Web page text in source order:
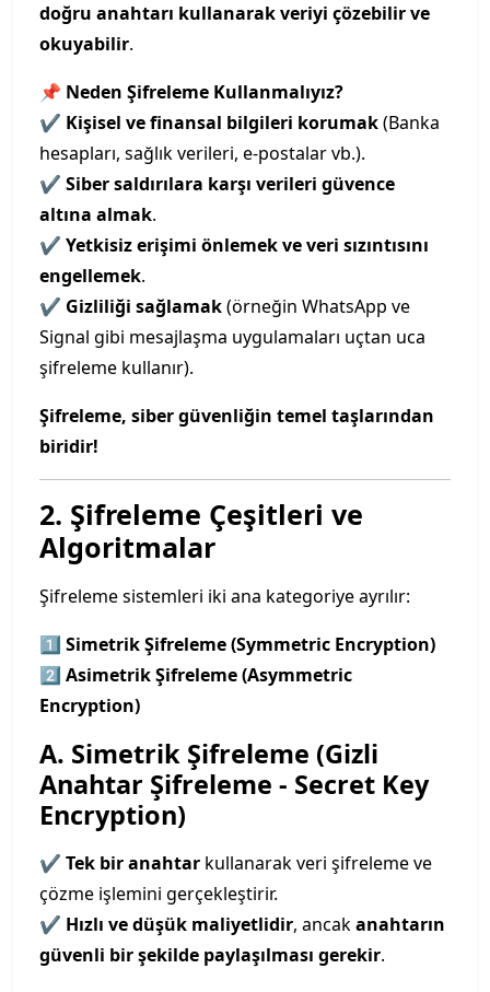
doğru anahtarı kullanarak veriyi çözebilir ve
okuyabilir.
📌 Neden Şifreleme Kullanmalıyız?
✔ Kişisel ve finansal bilgileri korumak(Banka
hesapları, sağlık verileri, e-postalar vb.).
✔ Siber saldırılara karşı verileri güvence
altına almak.
✔ Yetkisiz erişimi önlemek ve veri sızıntısını
engellemek.
✔ Gizliliği sağlamak(örneğin WhatsApp ve
Signal gibi mesajlaşma uygulamaları uçtan uca
şifreleme kullanır).
Şifreleme, siber güvenliğin temel taşlarından
biridir!
2. Şifreleme Çeşitleri ve
Algoritmalar
Şifreleme sistemleri iki ana kategoriye ayrılır:
1️⃣ Simetrik Şifreleme (Symmetric Encryption)
2️⃣ Asimetrik Şifreleme (Asymmetric
Encryption)
A. Simetrik Şifreleme (Gizli
Anahtar Şifreleme - Secret Key
Encryption)
✔ Tek bir anahtar kullanarak veri şifreleme ve
çözme işlemini gerçekleştirir.
✔ Hızlı ve düşük maliyetlidir, ancakanahtarın
güvenli bir şekilde paylaşılması gerekir.